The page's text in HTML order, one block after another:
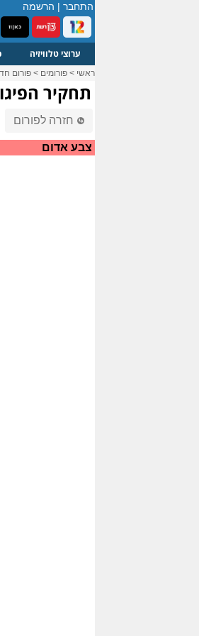
התחבר | הרשמה
ערוצי טלוויזיה
ראשי > פורומים > פורום
תחקיר הפיגוע
חזרה לפורום
צבע אדום